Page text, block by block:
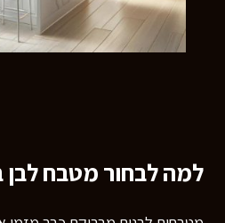
למה לבחור מטבח לבן